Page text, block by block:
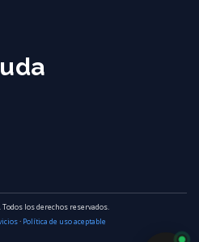
Todos los derechos reservados.
· Política de uso aceptable